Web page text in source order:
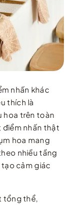
nhấn khác
thích là
hoa trên toàn
nhấn thật
hoa mang
nhiều tầng
cảm giác
tổng thể,